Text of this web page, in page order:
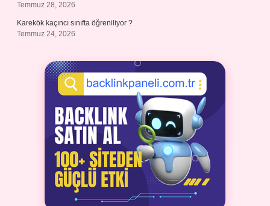
Temmuz 28, 2026
Karekök kaçıncı sınıfta öğreniliyor ?
Temmuz 24, 2026